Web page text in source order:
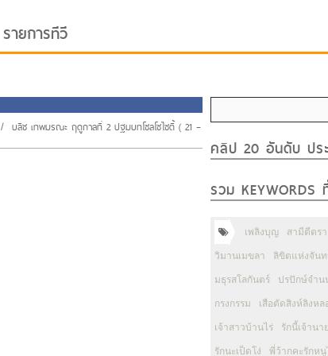
รายการทีวี
/ บลีช เทพมรณะ ฤดูกาลที่ 2 ปฐมบทโซลโซไซตี้ ( 21 –
คลิป 20 อันดับ ปร
รวม KEYWORDS
เพลิงบุญ สามีตีตรา
วิมานเมขลา ลิขิตแห่งจันท
มธุรสโลกันตร์ ปรปักษ์จำน
กรงกรรม เสือตัดสิงห์ลิงหล
เจ้าสาวบ้านไร่ รักนี้เจ้านา
รักนะเป็ดโง่ พี่ว้ากคะรักหนู